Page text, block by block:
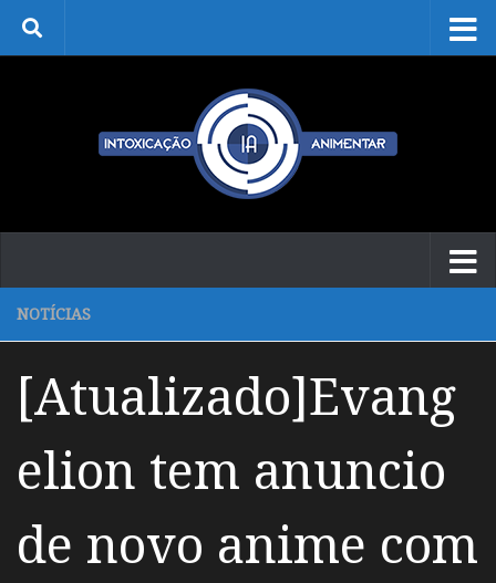
Skip to content
NOTÍCIAS
[Atualizado]Evang
elion tem anuncio
de novo anime com